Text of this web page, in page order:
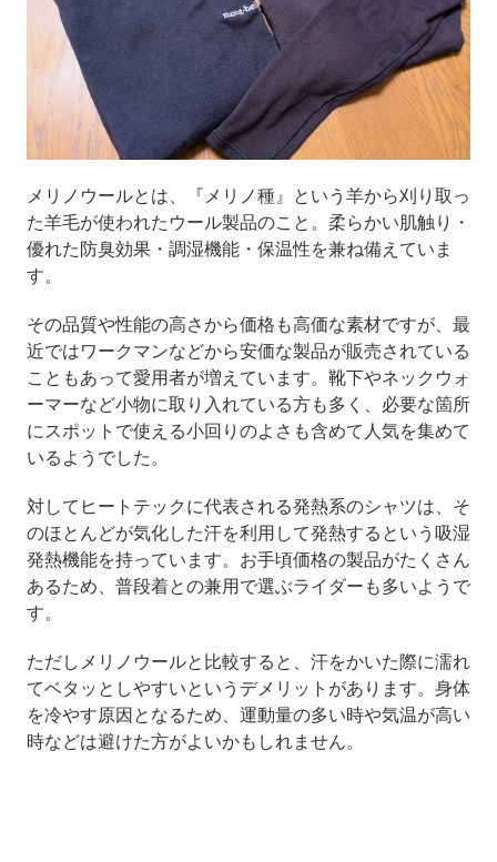
メリノウールとは、『メリノ種』という羊から刈り取っ
た羊毛が使われたウール製品のこと。柔らかい肌触り・
優れた防臭効果・調湿機能・保温性を兼ね備えていま
す。
その品質や性能の高さから価格も高価な素材ですが、最
近ではワークマンなどから安価な製品が販売されている
こともあって愛用者が増えています。靴下やネックウォ
ーマーなど小物に取り入れている方も多く、必要な箇所
にスポットで使える小回りのよさも含めて人気を集めて
いるようでした。
対してヒートテックに代表される発熱系のシャツは、そ
のほとんどが気化した汗を利用して発熱するという吸湿
発熱機能を持っています。お手頃価格の製品がたくさん
あるため、普段着との兼用で選ぶライダーも多いようで
す。
ただしメリノウールと比較すると、汗をかいた際に濡れ
てベタッとしやすいというデメリットがあります。身体
を冷やす原因となるため、運動量の多い時や気温が高い
時などは避けた方がよいかもしれません。